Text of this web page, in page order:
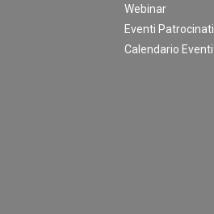
Webinar
Eventi Patrocinati
Calendario Eventi